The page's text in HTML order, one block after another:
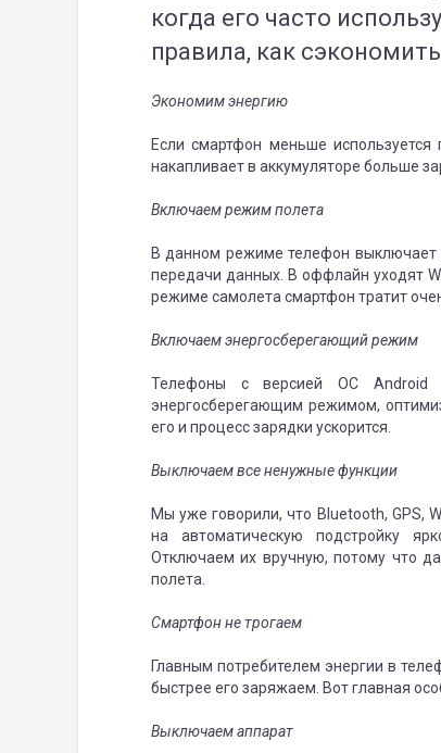
когда его часто
правила, как
Экономим энергию
Если смартфон меньше
накапливает в аккумуляторе больше
Включаем режим полета
В данном режиме телефон выключает
передачи данных. В оффлайн уходят
режиме самолета смартфон тратит
Включаем энергосберегающий режим
Телефоны с версией ОС
энергосберегающим режимом,
его и процесс зарядки ускорится.
Выключаем все ненужные функции
Мы уже говорили, что Bluetooth, GPS,
на автоматическую подстройку
Отключаем их вручную, потому что
полета.
Смартфон не трогаем
Главным потребителем энергии в
быстрее его заряжаем. Вот главная
Выключаем аппарат